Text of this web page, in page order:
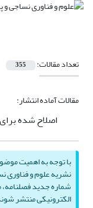
تعداد مقالات: 355
مقالات آماده انتشار:
اصلاح شده
با توجه به اهمیت
نشریه علوم و فناوری
شماره جدید
الکترونیکی منتشر